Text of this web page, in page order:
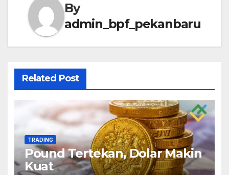
By
admin_bpf_pekanbaru
Related Post
TRADING
Pound Tertekan, Dolar Makin
Kuat